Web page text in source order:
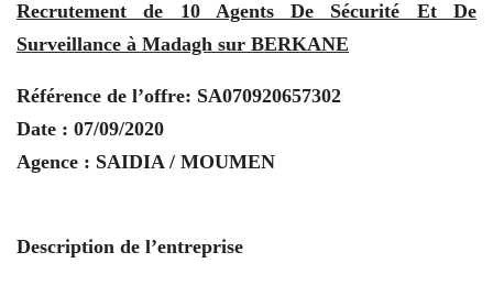
Recrutement de 10 Agents De Sécurité Et De
Surveillance à Madagh sur BERKANE
Référence de l’offre: SA070920657302
Date : 07/09/2020
Agence : SAIDIA / MOUMEN
Description de l’entreprise